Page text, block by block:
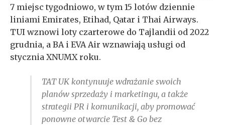
7 miejsc tygodniowo, w tym 15 lotów dziennie
liniami Emirates, Etihad, Qatar i Thai Airways.
TUI wznowi loty czarterowe do Tajlandii od 2022
grudnia, a BA i EVA Air wznawiają usługi od
stycznia XNUMX roku.
TAT UK kontynuuje wdrażanie swoich
planów sprzedaży i marketingu, a także
strategii PR i komunikacji, aby promować
ponowne otwarcie Test & Go bez